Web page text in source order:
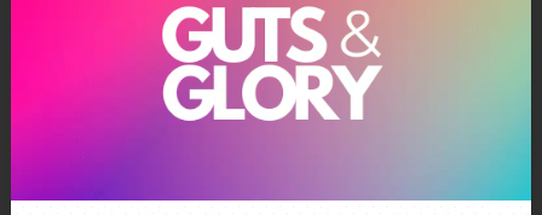
דווקא הול פודס תהפוך לפלטפורמה הפיזית שלה
לקשר ישיר עם הצרכנים?
הרבה שאלות, אבל עובדה אחת מעניינת: למרות גודלה